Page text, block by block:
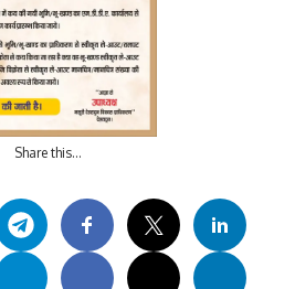
Share this…